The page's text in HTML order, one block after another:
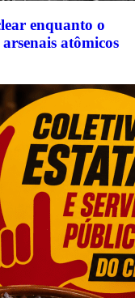
enquanto o
atômicos